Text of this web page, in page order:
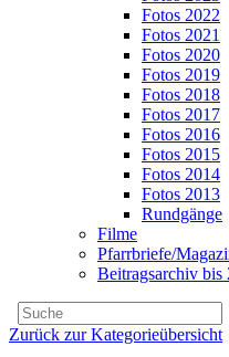
Fotos 2022
Fotos 2021
Fotos 2020
Fotos 2019
Fotos 2018
Fotos 2017
Fotos 2016
Fotos 2015
Fotos 2014
Fotos 2013
Rundgänge
Filme
Pfarrbriefe/
Beitragsarchiv bis
Zurück zur Kategorieübersicht